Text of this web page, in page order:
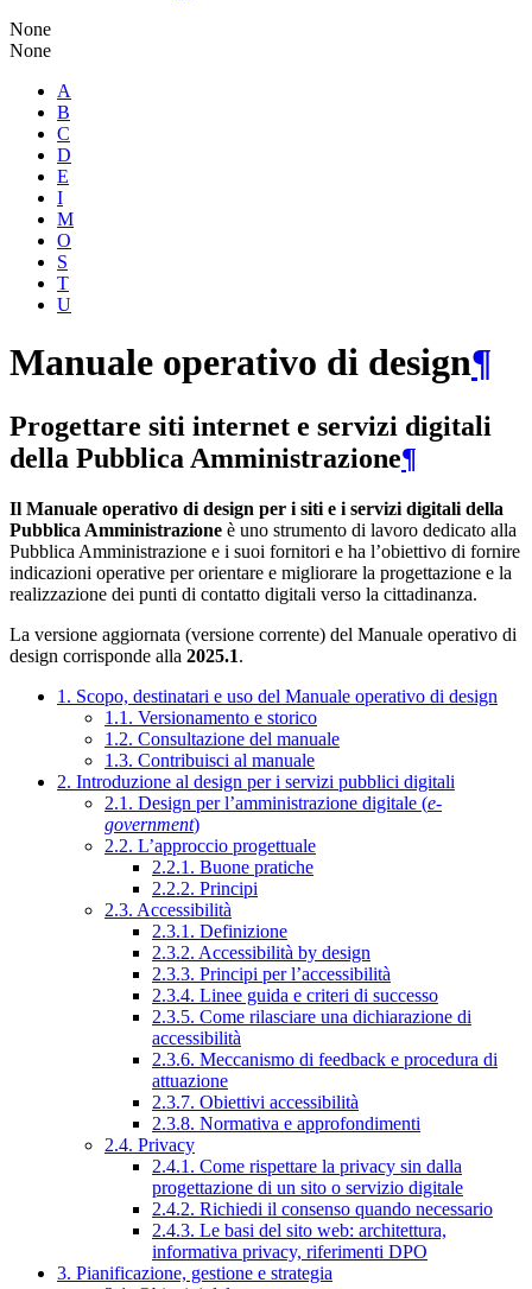
None
None
A
B
C
D
E
I
M
O
S
T
U
Manuale operativo di design¶
Progettare siti internet e servizi digitali
della Pubblica Amministrazione¶
Il Manuale operativo di design per i siti e i servizi digitali della
Pubblica Amministrazione è uno strumento di lavoro dedicato alla
Pubblica Amministrazione e i suoi fornitori e ha l’obiettivo di fornire
indicazioni operative per orientare e migliorare la progettazione e la
realizzazione dei punti di contatto digitali verso la cittadinanza.
La versione aggiornata (versione corrente) del Manuale operativo di
design corrisponde alla 2025.1.
1. Scopo, destinatari e uso del Manuale operativo di design
1.1. Versionamento e storico
1.2. Consultazione del manuale
1.3. Contribuisci al manuale
2. Introduzione al design per i servizi pubblici digitali
2.1. Design per l’amministrazione digitale (e-
government)
2.2. L’approccio progettuale
2.2.1. Buone pratiche
2.2.2. Principi
2.3. Accessibilità
2.3.1. Definizione
2.3.2. Accessibilità by design
2.3.3. Principi per l’accessibilità
2.3.4. Linee guida e criteri di successo
2.3.5. Come rilasciare una dichiarazione di
accessibilità
2.3.6. Meccanismo di feedback e procedura di
attuazione
2.3.7. Obiettivi accessibilità
2.3.8. Normativa e approfondimenti
2.4. Privacy
2.4.1. Come rispettare la privacy sin dalla
progettazione di un sito o servizio digitale
2.4.2. Richiedi il consenso quando necessario
2.4.3. Le basi del sito web: architettura,
informativa privacy, riferimenti DPO
3. Pianificazione, gestione e strategia